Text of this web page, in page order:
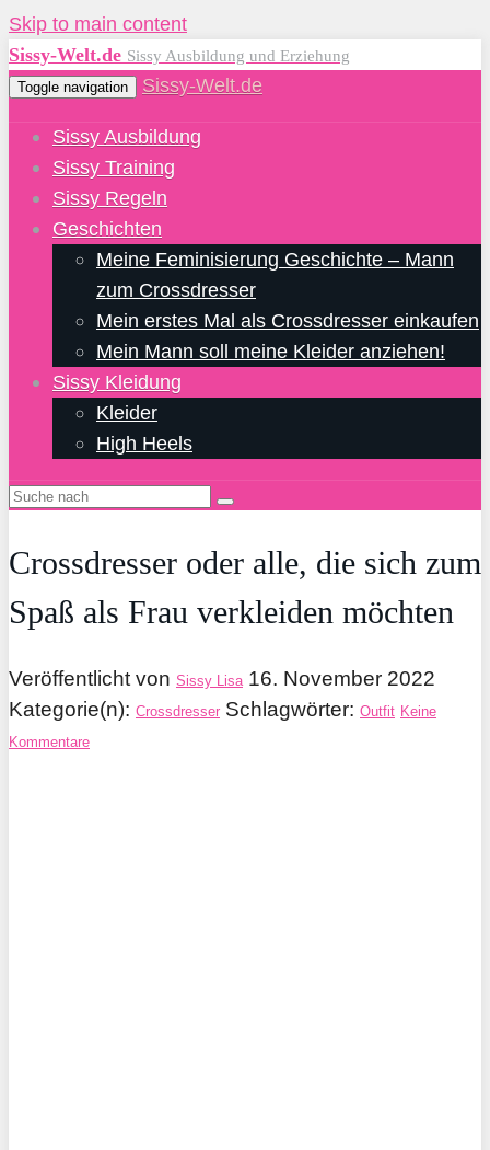
Skip to main content
Sissy-Welt.de Sissy Ausbildung und Erziehung
Toggle navigation Sissy-Welt.de
Sissy Ausbildung
Sissy Training
Sissy Regeln
Geschichten
Meine Feminisierung Geschichte – Mann
zum Crossdresser
Mein erstes Mal als Crossdresser einkaufen
Mein Mann soll meine Kleider anziehen!
Sissy Kleidung
Kleider
High Heels
Crossdresser oder alle, die sich zum
Spaß als Frau verkleiden möchten
Veröffentlicht von Sissy Lisa 16. November 2022
Kategorie(n): Crossdresser Schlagwörter: Outfit Keine
Kommentare